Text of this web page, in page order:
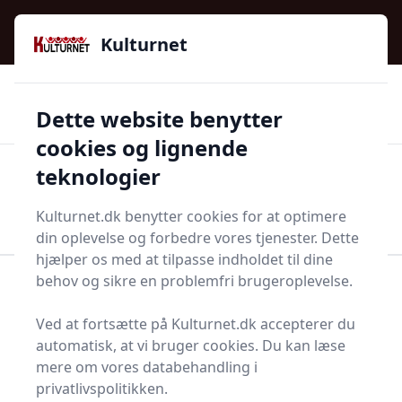
Kulturnet - Alt Det Gode I Livet | Din Kulturguide Siden
2016
97 kategorier 👍Kun godkendte butikker
Start søgning
Bolig og indretning
Ildragere - 21 på lager
Kulturnet
Dette website benytter
cookies og lignende
teknologier
Kulturnet.dk benytter cookies for at optimere
din oplevelse og forbedre vores tjenester. Dette
hjælper os med at tilpasse indholdet til dine
behov og sikre en problemfri brugeroplevelse.
Ved at fortsætte på Kulturnet.dk accepterer du
automatisk, at vi bruger cookies. Du kan læse
mere om vores databehandling i
privatlivspolitikken.